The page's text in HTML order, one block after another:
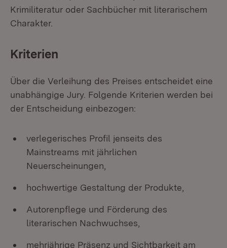
Krimiliteratur oder Sachbücher mit literarischem
Charakter.
Kriterien
Über die Verleihung des Preises entscheidet eine
unabhängige Jury. Folgende Kriterien werden bei
der Entscheidung einbezogen:
verlegerisches Pro­fil jenseits des
Mainstreams mit jährlichen
Neuerscheinungen,
hochwertige Gestaltung der Produkte,
Autorenpflege und Förderung­ des
literarischen Nachwuchses,
mehrjährige Präsenz und Sichtbarkeit am